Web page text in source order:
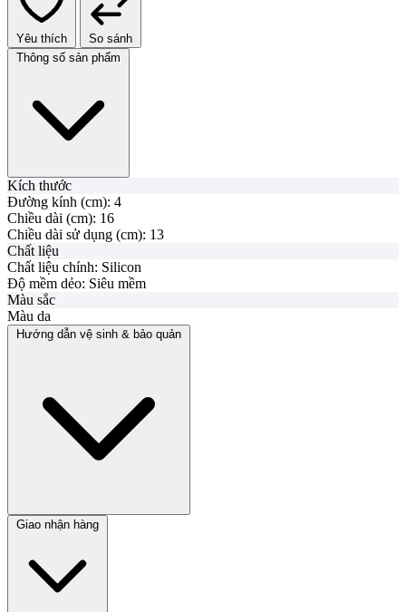
Yêu thích
So sánh
Thông số sản phẩm
Kích thước
Đường kính (cm): 4
Chiều dài (cm): 16
Chiều dài sử dụng (cm): 13
Chất liệu
Chất liệu chính: Silicon
Độ mềm dẻo: Siêu mềm
Màu sắc
Màu da
Hướng dẫn vệ sinh & bảo quản
Giao nhận hàng